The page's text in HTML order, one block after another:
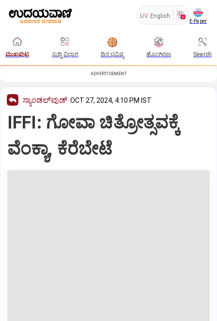
UV English
E-Paper
ಮುಖಪುಟ ಸುದ್ದಿ ವಿಭಾಗ ದಿನ ಭವಿಷ್ಯ ಹೊಂಗಿರಣ Search
ADVERTISEMENT
ಸ್ಯಾಂಡಲ್‌ವುಡ್‌ OCT 27, 2024, 4:10 PM IST
IFFI: ಗೋವಾ ಚಿತ್ರೋತ್ಸವಕ್ಕೆ
ವೆಂಕ್ಯಾ, ಕೆರೆಬೇಟೆ